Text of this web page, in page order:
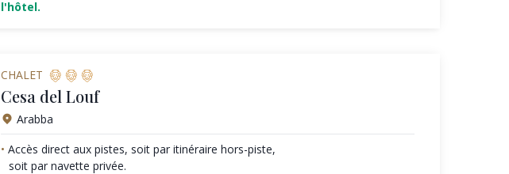
l'hôtel.
CHALET
Cesa del Louf
Arabba
Accès direct aux pistes, soit par itinéraire hors-piste,
soit par navette privée.